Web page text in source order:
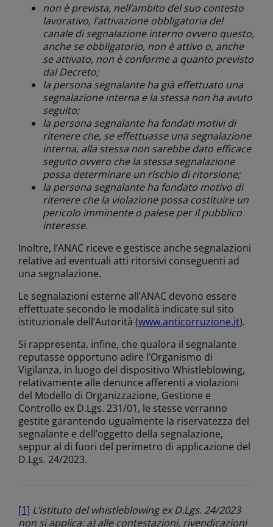
non è prevista, nell’ambito del suo contesto
lavorativo, l’attivazione obbligatoria del
canale di segnalazione interno ovvero questo,
anche se obbligatorio, non è attivo o, anche
se attivato, non è conforme a quanto previsto
dal Decreto;
la persona segnalante ha già effettuato una
segnalazione interna e la stessa non ha avuto
seguito;
la persona segnalante ha fondati motivi di
ritenere che, se effettuasse una segnalazione
interna, alla stessa non sarebbe dato efficace
seguito ovvero che la stessa segnalazione
possa determinare un rischio di ritorsione;
la persona segnalante ha fondato motivo di
ritenere che la violazione possa costituire un
pericolo imminente o palese per il pubblico
interesse.
Inoltre, l’ANAC riceve e gestisce anche segnalazioni
relative ad eventuali atti ritorsivi conseguenti ad
una segnalazione.
Le segnalazioni esterne all’ANAC devono essere
effettuate secondo le modalità indicate sul sito
istituzionale dell’Autorità (www.anticorruzione.it).
Si rappresenta, infine, che qualora il segnalante
reputasse opportuno adire l’Organismo di
Vigilanza, in luogo del dispositivo Whistleblowing,
relativamente alle denunce afferenti a violazioni
del Modello di Organizzazione, Gestione e
Controllo ex D.Lgs. 231/01, le stesse verranno
gestite garantendo ugualmente la riservatezza del
segnalante e dell’oggetto della segnalazione,
seppur al di fuori del perimetro di applicazione del
D.Lgs. 24/2023.
[1] L’istituto del whistleblowing ex D.Lgs. 24/2023
non si applica: a) alle contestazioni, rivendicazioni